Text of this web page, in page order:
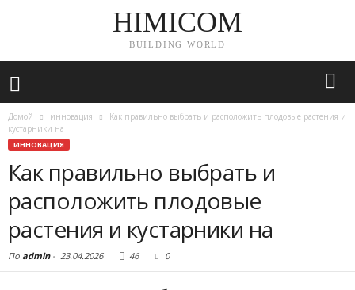
HIMICOM
BUILDING WORLD
Домой инновация
Как правильно выбрать и расположить плодовые растения и
кустарники на
ИННОВАЦИЯ
Как правильно выбрать и
расположить плодовые
растения и кустарники на
По admin- 23.04.2026 46 0